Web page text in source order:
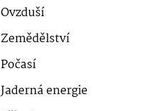
Ovzduší
Zemědělství
Počasí
Jaderná energie